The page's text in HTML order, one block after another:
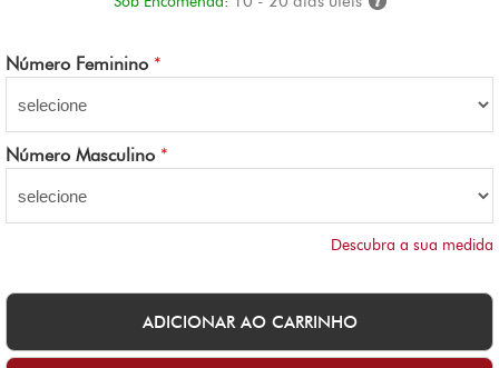
Número Feminino *
Número Masculino *
Descubra a sua medida